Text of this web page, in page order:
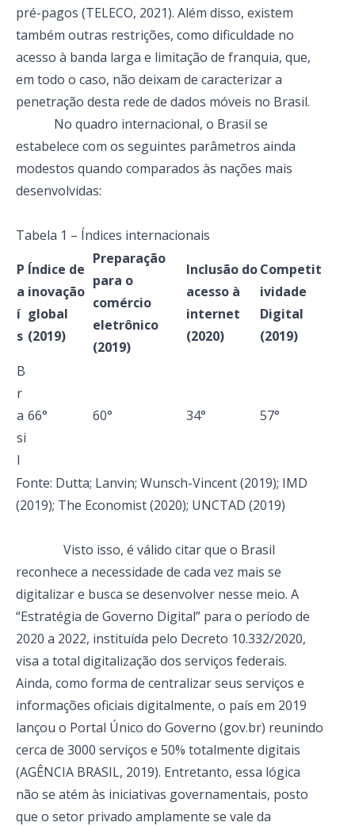
pré-pagos (TELECO, 2021). Além disso, existem
também outras restrições, como dificuldade no
acesso à banda larga e limitação de franquia, que,
em todo o caso, não deixam de caracterizar a
penetração desta rede de dados móveis no Brasil.
No quadro internacional, o Brasil se
estabelece com os seguintes parâmetros ainda
modestos quando comparados às nações mais
desenvolvidas:
Tabela 1 – Índices internacionais
P
a
í
s
Índice de
inovação
global
(2019)
Preparação
para o
comércio
eletrônico
(2019)
Inclusão do
acesso à
internet
(2020)
Competit
ividade
Digital
(2019)
B
r
a
si
l
66° 60° 34° 57°
Fonte: Dutta; Lanvin; Wunsch-Vincent (2019); IMD
(2019); The Economist (2020); UNCTAD (2019)
Visto isso, é válido citar que o Brasil
reconhece a necessidade de cada vez mais se
digitalizar e busca se desenvolver nesse meio. A
“Estratégia de Governo Digital” para o período de
2020 a 2022, instituída pelo Decreto 10.332/2020,
visa a total digitalização dos serviços federais.
Ainda, como forma de centralizar seus serviços e
informações oficiais digitalmente, o país em 2019
lançou o Portal Único do Governo (gov.br) reunindo
cerca de 3000 serviços e 50% totalmente digitais
(AGÊNCIA BRASIL, 2019). Entretanto, essa lógica
não se atém às iniciativas governamentais, posto
que o setor privado amplamente se vale da